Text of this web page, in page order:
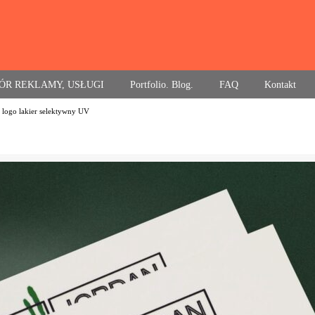
REKLAMY, USŁUGI Portfolio. Blog. FAQ Kontakt
logo lakier selektywny UV